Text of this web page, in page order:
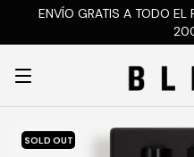
ENVÍO GRATIS A TODO EL